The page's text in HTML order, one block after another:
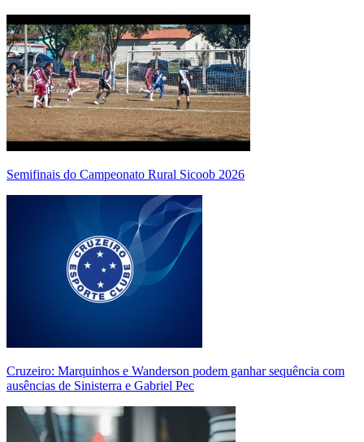
Semifinais do Campeonato Rural Sicoob 2026
Cruzeiro: Marquinhos e Wanderson podem ganhar sequência com
ausências de Sinisterra e Gabriel Pec